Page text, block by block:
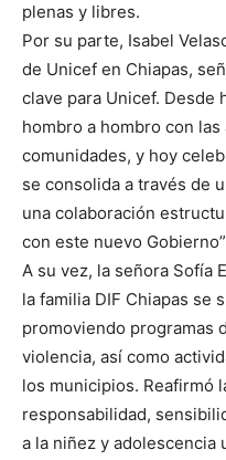
plenas y libres.
Por su parte, Isabel
de Unicef en Chiapas,
clave para Unicef. Desde
hombro a hombro con
comunidades, y hoy
se consolida a través de
una colaboración
con este nuevo
A su vez, la señora Sofía
la familia DIF Chiapas se
promoviendo programas
violencia, así como
los municipios. Reafirmó
responsabilidad,
a la niñez y